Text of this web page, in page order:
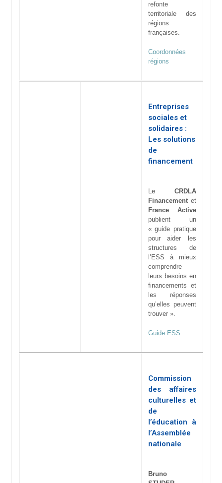
refonte
territoriale des
régions
françaises.
Coordonnées
régions
Entreprises
sociales et
solidaires :
Les solutions
de
financement
Le CRDLA
Financementet
France Active
publient un
« guide pratique
pour aider les
structures de
l’ESS à mieux
comprendre
leurs besoins en
financements et
les réponses
qu’elles peuvent
trouver ».
Guide ESS
Commission
des affaires
culturelles et
de
l’éducation à
l’Assemblée
nationale
Bruno